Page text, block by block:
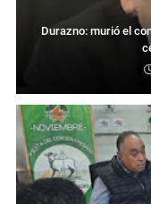
Durazno: murió el